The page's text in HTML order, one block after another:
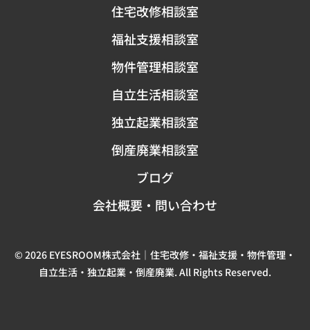
住宅改修相談室
福祉支援相談室
物件管理相談室
自立生活相談室
独立起業相談室
倒産廃業相談室
ブログ
会社概要・問い合わせ
© 2026 EYESROOM株式会社｜住宅改修・福祉支援・物件管理・
自立生活・独立起業・倒産廃業. All Rights Reserved.